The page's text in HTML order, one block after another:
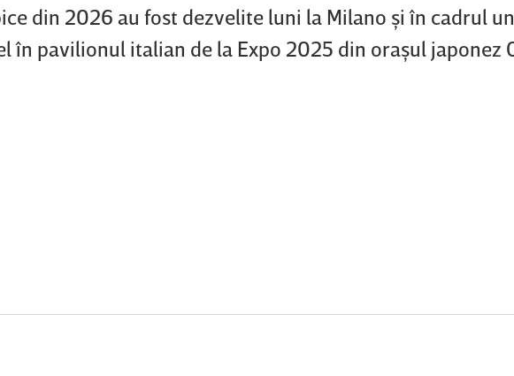
din 2026 au fost dezvelite luni la Milano şi în cadrul
în pavilionul italian de la Expo 2025 din oraşul japonez